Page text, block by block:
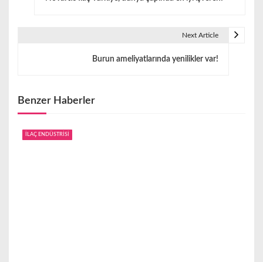
z
Next Article
Burun ameliyatlarında yenilikler var!
Benzer Haberler
İLAÇ ENDÜSTRİSİ